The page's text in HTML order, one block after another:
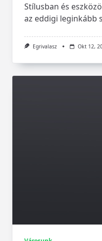
Stílusban és
az eddigi leginkább
Egrivalasz Okt 12,